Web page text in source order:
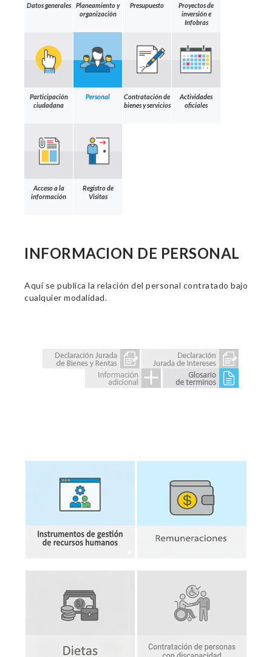
Datos generales
Planeamiento y
organización
Presupuesto
Proyectos de
inversión e
Infobras
Participación
ciudadana
Personal
Contratación de
bienes y servicios
Actividades
oficiales
Acceso a la
información
Registro de
Visitas
INFORMACION DE PERSONAL
Aquí se publica la relación del personal contratado bajo
cualquier modalidad.